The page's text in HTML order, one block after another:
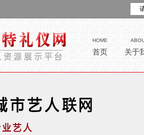
HOME
首页 关于